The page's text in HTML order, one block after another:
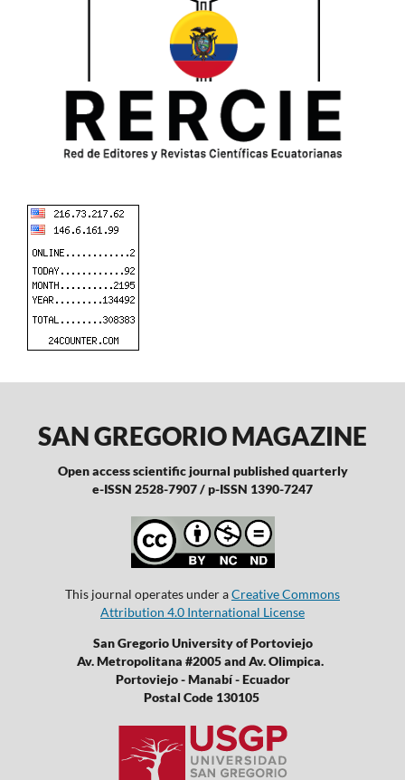
SAN GREGORIO MAGAZINE
Open access scientific journal published quarterly
e-ISSN 2528-7907 / p-ISSN 1390-7247
This journal operates under aCreative Commons
Attribution 4.0 International License
San Gregorio University of Portoviejo
Av. Metropolitana #2005 and Av. Olimpica.
Portoviejo - Manabí - Ecuador
Postal Code 130105